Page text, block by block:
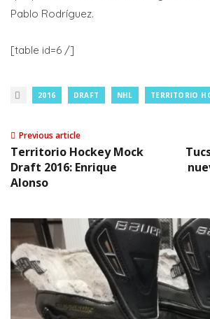
Pablo Rodríguez.
[table id=6 /]
2016 DRAFT NHL TERRITORIO
Previous article
Territorio Hockey Mock
Draft 2016: Enrique
Alonso